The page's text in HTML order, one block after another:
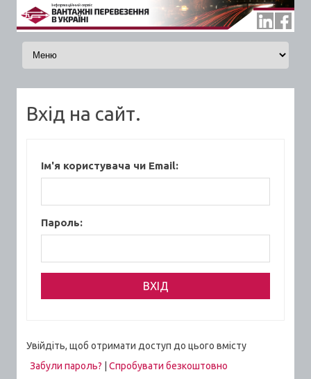
Skip to content
Вхід на сайт.
Ім'я користувача чи Email:
Пароль:
Увійдіть, щоб отримати доступ до цього вмісту
Забули пароль?
Спробувати безкоштовно